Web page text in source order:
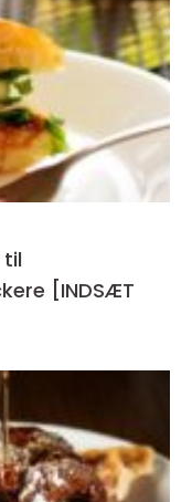
til
[INDSÆT